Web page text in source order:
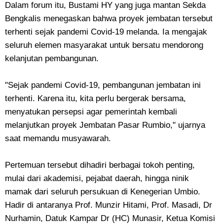
Dalam forum itu, Bustami HY yang juga mantan Sekda
Bengkalis menegaskan bahwa proyek jembatan tersebut
terhenti sejak pandemi Covid-19 melanda. Ia mengajak
seluruh elemen masyarakat untuk bersatu mendorong
kelanjutan pembangunan.
"Sejak pandemi Covid-19, pembangunan jembatan ini
terhenti. Karena itu, kita perlu bergerak bersama,
menyatukan persepsi agar pemerintah kembali
melanjutkan proyek Jembatan Pasar Rumbio," ujarnya
saat memandu musyawarah.
Pertemuan tersebut dihadiri berbagai tokoh penting,
mulai dari akademisi, pejabat daerah, hingga ninik
mamak dari seluruh persukuan di Kenegerian Umbio.
Hadir di antaranya Prof. Munzir Hitami, Prof. Masadi, Dr
Nurhamin, Datuk Kampar Dr (HC) Munasir, Ketua Komisi